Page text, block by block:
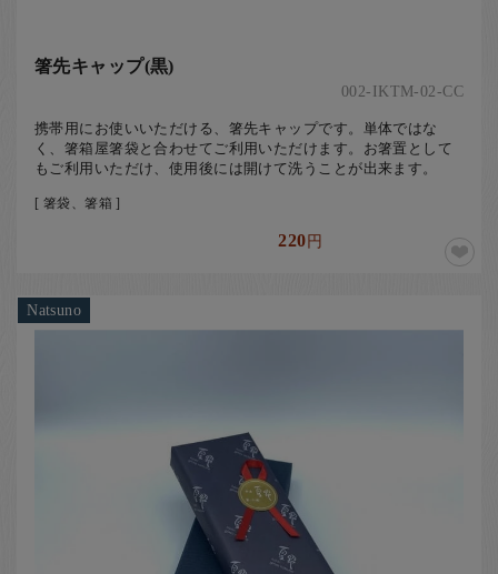
箸先キャップ(黒)
002-IKTM-02-CC
携帯用にお使いいただける、箸先キャップです。単体ではな
く、箸箱屋箸袋と合わせてご利用いただけます。お箸置として
もご利用いただけ、使用後には開けて洗うことが出来ます。
[ 箸袋、箸箱 ]
220円
Natsuno